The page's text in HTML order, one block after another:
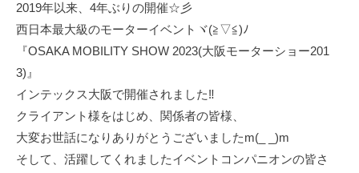
2019年以来、4年ぶりの開催☆彡
西日本最大級のモーターイベントヾ(≧▽≦)ﾉ
『OSAKA MOBILITY SHOW 2023(大阪モーターショー201
3)』
インテックス大阪で開催されました‼
クライアント様をはじめ、関係者の皆様、
大変お世話になりありがとうございましたm(_ _)m
そして、活躍してくれましたイベントコンパニオンの皆さ